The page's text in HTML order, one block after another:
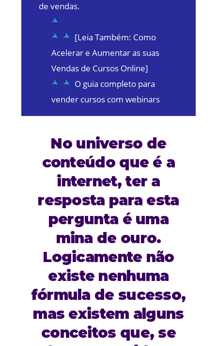
de vendas.
[Leia Também: Como
Acelerar e Aumentar as suas
Vendas de Cursos Online]
O guia completo para
vender cursos com webinars
No universo de
conteúdo que é a
internet, ter a
resposta para esta
pergunta é uma
mina de ouro.
Logicamente não
existe nenhuma
fórmula de sucesso,
mas existem alguns
conceitos que, se